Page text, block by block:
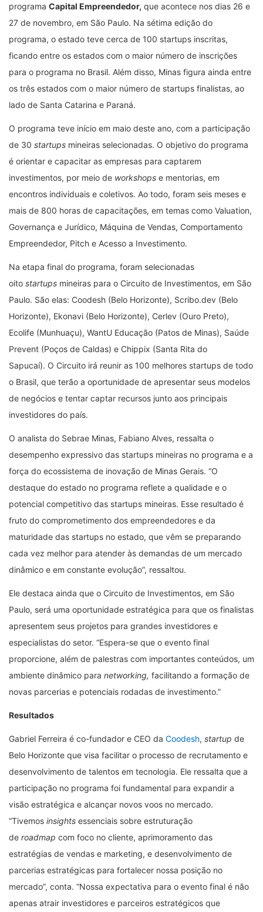
programa Capital Empreendedor, que acontece nos dias 26 e
27 de novembro, em São Paulo. Na sétima edição do
programa, o estado teve cerca de 100 startups inscritas,
ficando entre os estados com o maior número de inscrições
para o programa no Brasil. Além disso, Minas figura ainda entre
os três estados com o maior número de startups finalistas, ao
lado de Santa Catarina e Paraná.
O programa teve início em maio deste ano, com a participação
de 30 startups mineiras selecionadas. O objetivo do programa
é orientar e capacitar as empresas para captarem
investimentos, por meio de workshops e mentorias, em
encontros individuais e coletivos. Ao todo, foram seis meses e
mais de 800 horas de capacitações, em temas como Valuation,
Governança e Jurídico, Máquina de Vendas, Comportamento
Empreendedor, Pitch e Acesso a Investimento.
Na etapa final do programa, foram selecionadas
oito startups mineiras para o Circuito de Investimentos, em São
Paulo. São elas: Coodesh (Belo Horizonte), Scribo.dev (Belo
Horizonte), Ekonavi (Belo Horizonte), Cerlev (Ouro Preto),
Ecolife (Munhuaçu), WantU Educação (Patos de Minas), Saúde
Prevent (Poços de Caldas) e Chippix (Santa Rita do
Sapucaí). O Circuito irá reunir as 100 melhores startups de todo
o Brasil, que terão a oportunidade de apresentar seus modelos
de negócios e tentar captar recursos junto aos principais
investidores do país.
O analista do Sebrae Minas, Fabiano Alves, ressalta o
desempenho expressivo das startups mineiras no programa e a
força do ecossistema de inovação de Minas Gerais. “O
destaque do estado no programa reflete a qualidade e o
potencial competitivo das startups mineiras. Esse resultado é
fruto do comprometimento dos empreendedores e da
maturidade das startups no estado, que vêm se preparando
cada vez melhor para atender às demandas de um mercado
dinâmico e em constante evolução”, ressaltou.
Ele destaca ainda que o Circuito de Investimentos, em São
Paulo, será uma oportunidade estratégica para que os finalistas
apresentem seus projetos para grandes investidores e
especialistas do setor. “Espera-se que o evento final
proporcione, além de palestras com importantes conteúdos, um
ambiente dinâmico para networking, facilitando a formação de
novas parcerias e potenciais rodadas de investimento.”
Resultados
Gabriel Ferreira é co-fundador e CEO da Coodesh, startup de
Belo Horizonte que visa facilitar o processo de recrutamento e
desenvolvimento de talentos em tecnologia. Ele ressalta que a
participação no programa foi fundamental para expandir a
visão estratégica e alcançar novos voos no mercado.
“Tivemos insights essenciais sobre estruturação
de roadmap com foco no cliente, aprimoramento das
estratégias de vendas e marketing, e desenvolvimento de
parcerias estratégicas para fortalecer nossa posição no
mercado”, conta. “Nossa expectativa para o evento final é não
apenas atrair investidores e parceiros estratégicos que